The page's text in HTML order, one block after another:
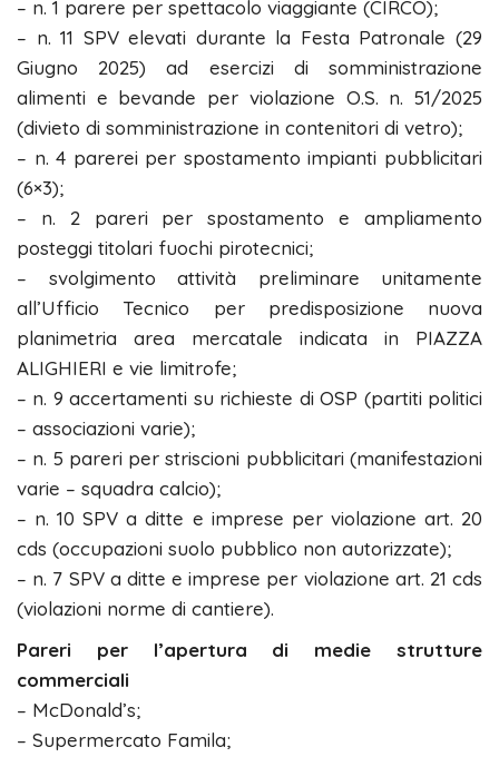
– n. 1 parere per spettacolo viaggiante (CIRCO);
– n. 11 SPV elevati durante la Festa Patronale (29
Giugno 2025) ad esercizi di somministrazione
alimenti e bevande per violazione O.S. n. 51/2025
(divieto di somministrazione in contenitori di vetro);
– n. 4 parerei per spostamento impianti pubblicitari
(6×3);
– n. 2 pareri per spostamento e ampliamento
posteggi titolari fuochi pirotecnici;
– svolgimento attività preliminare unitamente
all’Ufficio Tecnico per predisposizione nuova
planimetria area mercatale indicata in PIAZZA
ALIGHIERI e vie limitrofe;
– n. 9 accertamenti su richieste di OSP (partiti politici
– associazioni varie);
– n. 5 pareri per striscioni pubblicitari (manifestazioni
varie – squadra calcio);
– n. 10 SPV a ditte e imprese per violazione art. 20
cds (occupazioni suolo pubblico non autorizzate);
– n. 7 SPV a ditte e imprese per violazione art. 21 cds
(violazioni norme di cantiere).
Pareri per l’apertura di medie strutture
commerciali
– McDonald’s;
– Supermercato Famila;